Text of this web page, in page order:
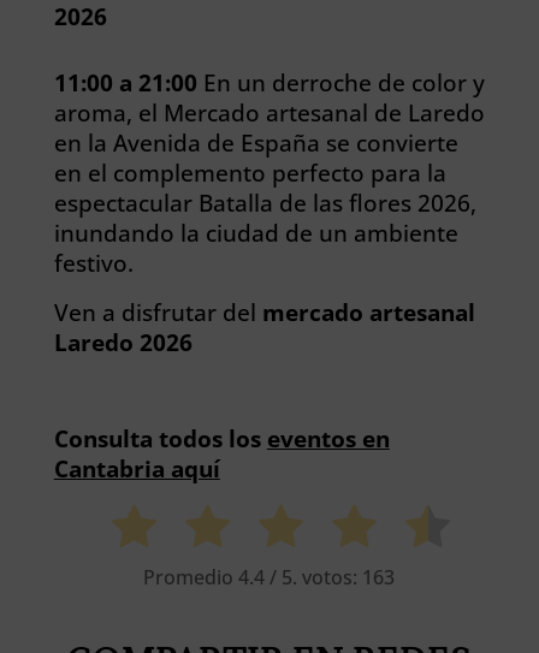
2026
11:00 a 21:00 En un derroche de color y
aroma, el Mercado artesanal de Laredo
en la Avenida de España se convierte
en el complemento perfecto para la
espectacular Batalla de las flores 2026,
inundando la ciudad de un ambiente
festivo.
Ven a disfrutar del mercado artesanal
Laredo 2026
Consulta todos los eventos en
Cantabria aquí
Promedio4.4/ 5. votos: 163